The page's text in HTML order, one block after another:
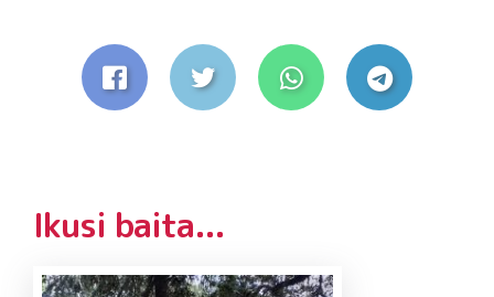
Ikusi baita...